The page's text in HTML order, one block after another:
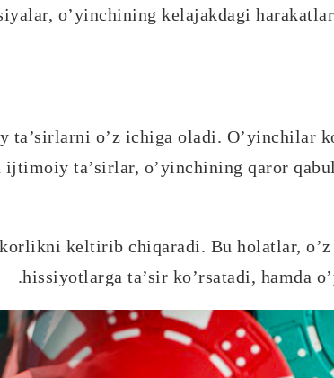
o’yinchining kelajakdagi
o’z ichiga oladi. O’yinchilar
ta’sirlar, o’yinchining qaror
keltirib chiqaradi. Bu holatlar,
hissiyotlarga ta’sir ko’rsatadi, hamda